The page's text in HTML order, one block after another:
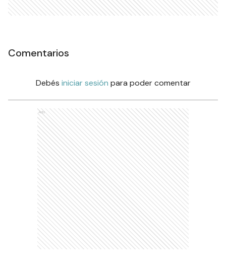
Comentarios
Debés iniciar sesión para poder comentar
Ads